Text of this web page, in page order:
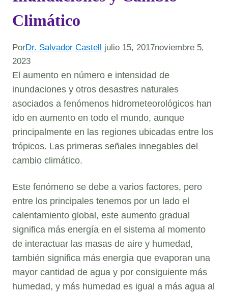
Climático
PorDr. Salvador Castell julio 15, 2017noviembre 5,
2023
El aumento en número e intensidad de
inundaciones y otros desastres naturales
asociados a fenómenos hidrometeorológicos han
ido en aumento en todo el mundo, aunque
principalmente en las regiones ubicadas entre los
trópicos. Las primeras señales innegables del
cambio climático.
Este fenómeno se debe a varios factores, pero
entre los principales tenemos por un lado el
calentamiento global, este aumento gradual
significa más energía en el sistema al momento
de interactuar las masas de aire y humedad,
también significa más energía que evaporan una
mayor cantidad de agua y por consiguiente más
humedad, y más humedad es igual a más agua al